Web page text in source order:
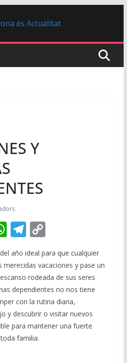
Y
W
h
at
s
A
p
p
T
el
e
gr
a
m
C
p
y
Li
n
k
año ideal para que cualquier
vacaciones y pase un
rodeada de sus seres
dependientes no nos tiene
con la rutina diaria,
y descubrir o visitar nuevos
para mantener una fuerte
familia.